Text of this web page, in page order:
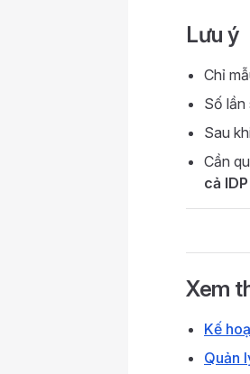
Lưu ý
Chỉ
Số
Sau
Cần
cả IDP
Xem
Kế
Quản